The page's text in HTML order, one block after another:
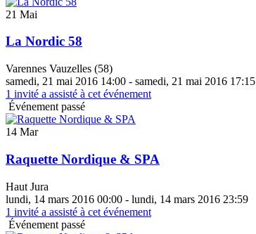
21 Mai
La Nordic 58
Varennes Vauzelles (58)
samedi, 21 mai 2016 14:00 - samedi, 21 mai 2016 17:15
1 invité a assisté à cet événement
Événement passé
14 Mar
Raquette Nordique & SPA
Haut Jura
lundi, 14 mars 2016 00:00 - lundi, 14 mars 2016 23:59
1 invité a assisté à cet événement
Événement passé